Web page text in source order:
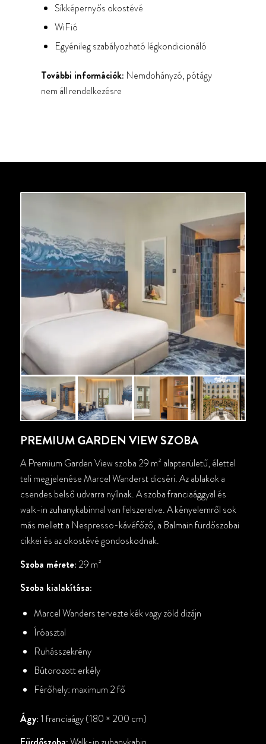
Síkképernyős okostévé
WiFió
Egyénileg szabályozható légkondicionáló
További információk: Nemdohányzó, pótágy
nem áll rendelkezésre
PREMIUM GARDEN VIEW SZOBA
A Premium Garden View szoba 29 m² alapterületű, élettel
teli megjelenése Marcel Wanderst dicséri. Az ablakok a
csendes belső udvarra nyílnak. A szoba franciaággyal és
walk-in zuhanykabinnal van felszerelve. A kényelemről sok
más mellett a Nespresso-kávéfőző, a Balmain fürdőszobai
cikkei és az okostévé gondoskodnak.
Szoba mérete: 29 m²
Szoba kialakítása:
Marcel Wanders tervezte kék vagy zöld dizájn
Íróasztal
Ruhásszekrény
Bútorozott erkély
Férőhely: maximum 2 fő
Ágy:1 franciaágy (180 × 200 cm)